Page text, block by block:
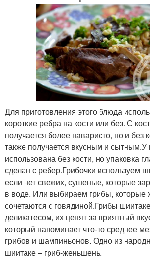
Для приготовления этого блюда
короткие ребра на кости или без. С
получается более наваристо, но и без
также получается вкусным и сытным.У
использована без кости, но упаковка
сделан с ребер.Грибочки используем
если нет свежих, сушеные, которые
в воде. Или выбираем грибы, которые
сочетаются с говядиной.Грибы
деликатесом, их ценят за приятный
который напоминает что-то среднее
грибов и шампиньонов. Одно из
шиитаке – гриб-женьшень.